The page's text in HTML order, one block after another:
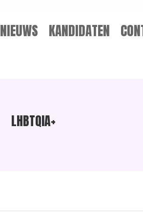
NIEUWS KANDIDATEN
LHBTQIA+